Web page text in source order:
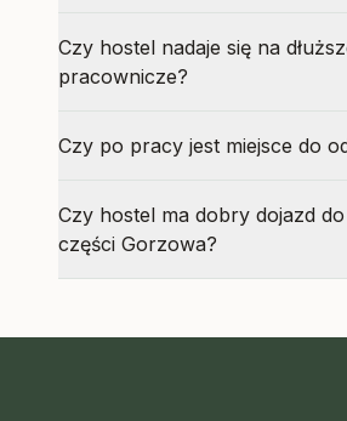
Czy hostel nadaje się na
pracownicze?
Czy po pracy jest miejsce do
Czy hostel ma dobry dojazd
części Gorzowa?